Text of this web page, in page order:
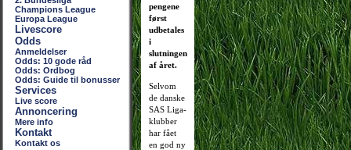
Champions League
Europa League
Livescore
Odds
Anmeldelser
Odds: 10 gode råd
Odds: Ordbog
Odds: Guide til bonusser
Services
Live score
Annoncering
Mere info
Kontakt
Kontakt os
pengene
først
udbetales
i
slutningen
af året.
Selvom
de danske
SAS Liga-
klubber
har fået
en god ny